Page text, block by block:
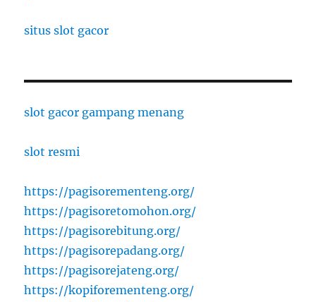
situs slot gacor
slot gacor gampang menang
slot resmi
https://pagisorementeng.org/
https://pagisoretomohon.org/
https://pagisorebitung.org/
https://pagisorepadang.org/
https://pagisorejateng.org/
https://kopiforementeng.org/